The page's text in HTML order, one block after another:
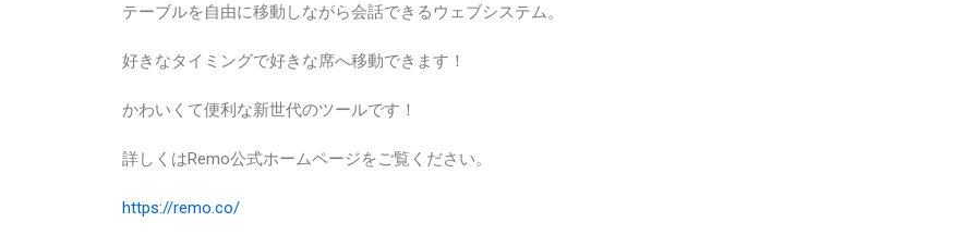
テーブルを自由に移動しながら会話できるウェブシステム。
好きなタイミングで好きな席へ移動できます！
かわいくて便利な新世代のツールです！
詳しくはRemo公式ホームページをご覧ください。
https://remo.co/